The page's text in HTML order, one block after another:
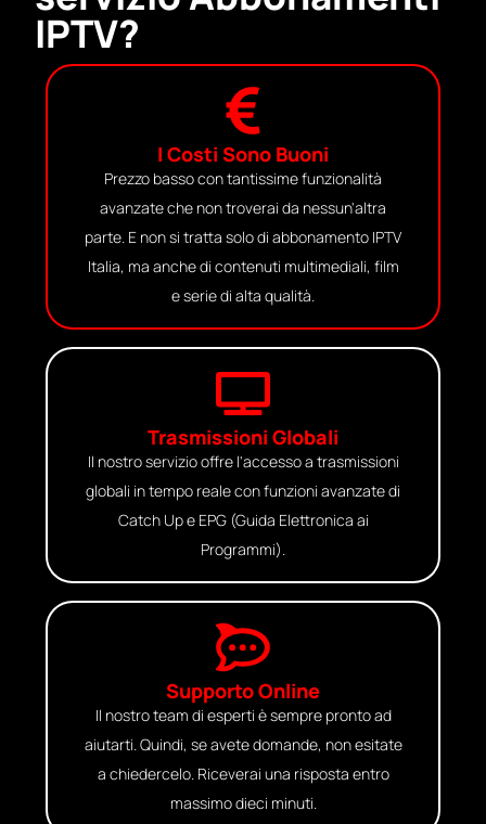
IPTV?
I Costi Sono Buoni
Prezzo basso con tantissime funzionalità
avanzate che non troverai da nessun'altra
parte. E non si tratta solo di abbonamento IPTV
Italia, ma anche di contenuti multimediali, film
e serie di alta qualità.
Trasmissioni Globali
Il nostro servizio offre l'accesso a trasmissioni
globali in tempo reale con funzioni avanzate di
Catch Up e EPG (Guida Elettronica ai
Programmi).
Supporto Online
Il nostro team di esperti è sempre pronto ad
aiutarti. Quindi, se avete domande, non esitate
a chiedercelo. Riceverai una risposta entro
massimo dieci minuti.